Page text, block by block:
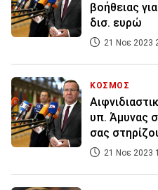
βοήθειας
δισ. ευρώ
21 Νοε 2023
ΚΟΣΜΟΣ
υπ. Άμυνας
σας
21 Νοε 2023